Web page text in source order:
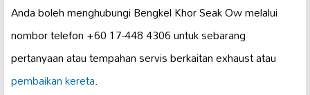
Anda boleh menghubungi Bengkel Khor Seak Ow melalui
nombor telefon +60 17-448 4306 untuk sebarang
pertanyaan atau tempahan servis berkaitan exhaust atau
pembaikan kereta.